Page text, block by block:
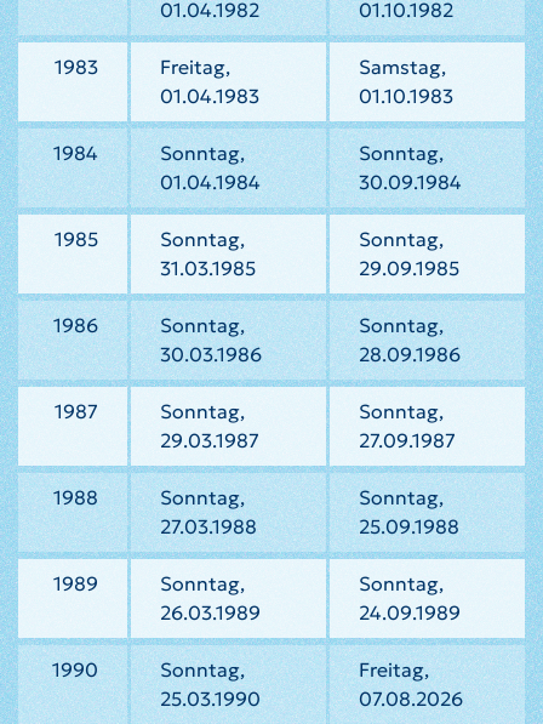
01.04.1982
01.10.1982
1983
Freitag,
01.04.1983
Samstag,
01.10.1983
1984
Sonntag,
01.04.1984
Sonntag,
30.09.1984
1985
Sonntag,
31.03.1985
Sonntag,
29.09.1985
1986
Sonntag,
30.03.1986
Sonntag,
28.09.1986
1987
Sonntag,
29.03.1987
Sonntag,
27.09.1987
1988
Sonntag,
27.03.1988
Sonntag,
25.09.1988
1989
Sonntag,
26.03.1989
Sonntag,
24.09.1989
1990
Sonntag,
25.03.1990
Freitag,
07.08.2026